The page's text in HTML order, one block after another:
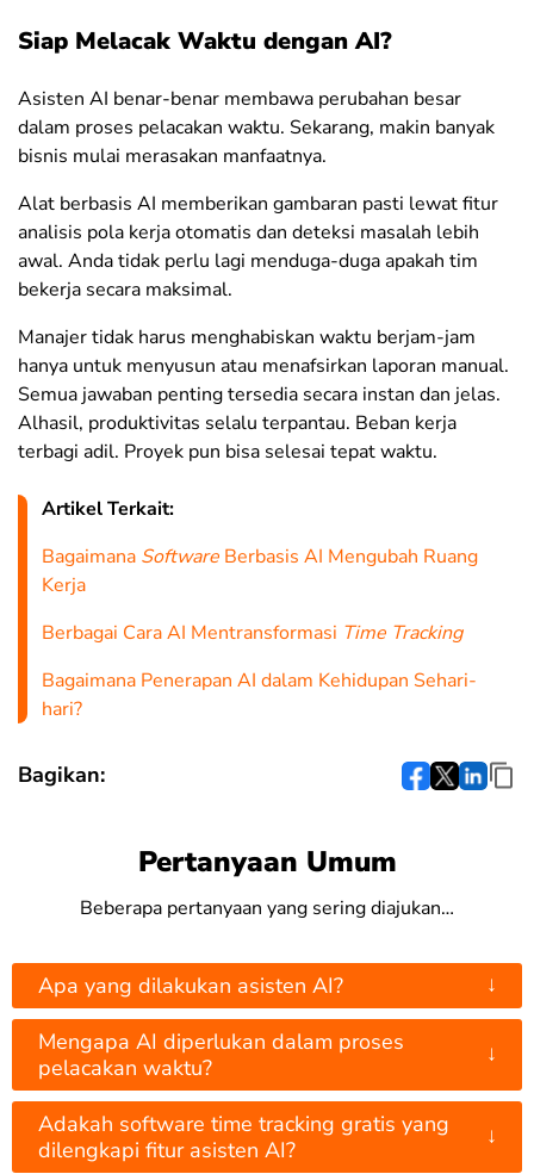
Siap Melacak Waktu dengan AI?
Asisten AI benar-benar membawa perubahan besar
dalam proses pelacakan waktu. Sekarang, makin banyak
bisnis mulai merasakan manfaatnya.
Alat berbasis AI memberikan gambaran pasti lewat fitur
analisis pola kerja otomatis dan deteksi masalah lebih
awal. Anda tidak perlu lagi menduga-duga apakah tim
bekerja secara maksimal.
Manajer tidak harus menghabiskan waktu berjam-jam
hanya untuk menyusun atau menafsirkan laporan manual.
Semua jawaban penting tersedia secara instan dan jelas.
Alhasil, produktivitas selalu terpantau. Beban kerja
terbagi adil. Proyek pun bisa selesai tepat waktu.
Artikel Terkait:
Bagaimana Software Berbasis AI Mengubah Ruang
Kerja
Berbagai Cara AI Mentransformasi Time Tracking
Bagaimana Penerapan AI dalam Kehidupan Sehari-
hari?
Bagikan:
Pertanyaan Umum
Beberapa pertanyaan yang sering diajukan…
Apa yang dilakukan asisten AI? ↓
Mengapa AI diperlukan dalam proses
pelacakan waktu?
↓
Adakah software time tracking gratis yang
dilengkapi fitur asisten AI?
↓